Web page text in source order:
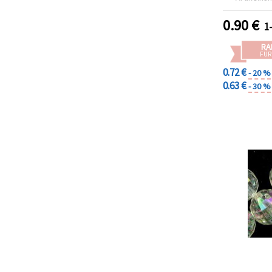
0.90€
0.72 €- 20 %
0.63 €- 30 %